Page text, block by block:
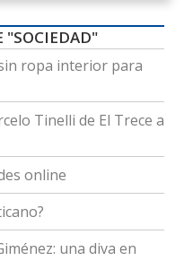
"SOCIEDAD"
ropa interior para
Tinelli de El Trece a
online
una diva en